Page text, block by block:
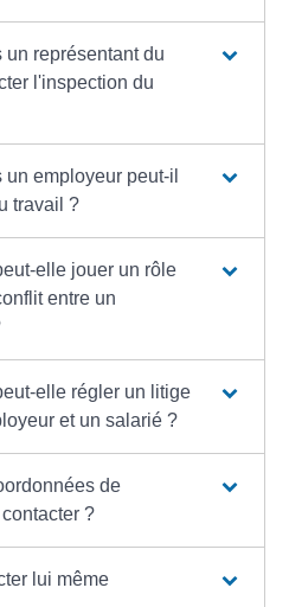
représentant du
l'inspection du
employeur peut-il
travail ?
elle jouer un rôle
entre un
elle régler un litige
et un salarié ?
de
?
lui même